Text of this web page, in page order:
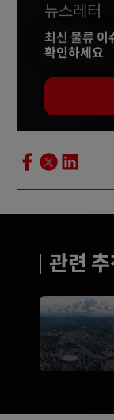
뉴스레터
최신 물류 이
확인하세요
관련